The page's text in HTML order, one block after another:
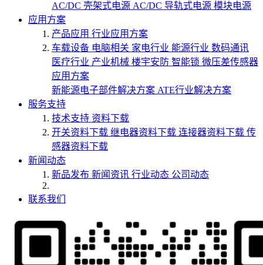
AC/DC 壳架式电源 AC/DC 导轨式电源 模块电源
应用方案
产品应用 行业应用方案
车载设备 电脑相关 家电行业 能源行业 数码通讯
医疗行业 产业机械 楼宇安防 智能锁 微压差传感器
应用方案
新能源电子部件解决方案 ATE行业解决方案
服务支持
技术支持 资料下载
开关资料下载 继电器资料下载 连接器资料下载 传
感器资料下载
新闻动态
新品发布 新闻资讯 行业动态 公司动态
联系我们